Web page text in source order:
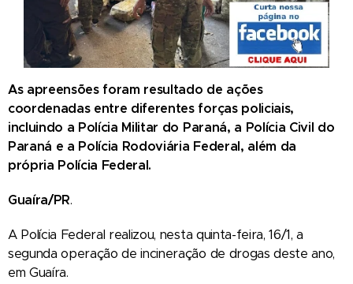
As apreensões foram resultado de ações
coordenadas entre diferentes forças policiais,
incluindo a Polícia Militar do Paraná, a Polícia Civil do
Paraná e a Polícia Rodoviária Federal, além da
própria Polícia Federal.
Guaíra/PR.
A Polícia Federal realizou, nesta quinta-feira, 16/1, a
segunda operação de incineração de drogas deste ano,
em Guaíra.